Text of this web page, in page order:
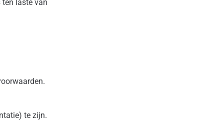
ten laste van
te zijn.